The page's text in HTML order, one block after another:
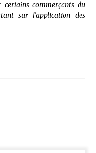
commerçants du
sur l’application des